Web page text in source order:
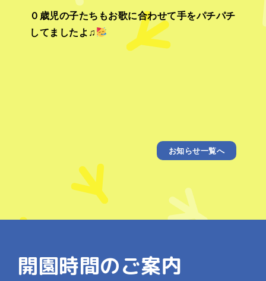
０歳児の子たちもお歌に合わせて手をパチパチ
してましたよ♫
お知らせ一覧へ
開園時間のご案内